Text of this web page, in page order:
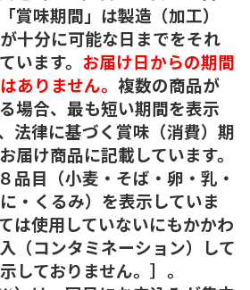
賞味期間」は製造（加工）
十分に可能な日までをそれ
います。 お届け日からの期間
ありません。 複数の商品が
場合、最も短い期間を表示
法律に基づく賞味（消費）期
届け商品に記載しています。
品目（小麦・そば・卵・乳・
・くるみ）を表示していま
は使用していないにもかかわ
（コンタミネーション）して
しておりません。］。